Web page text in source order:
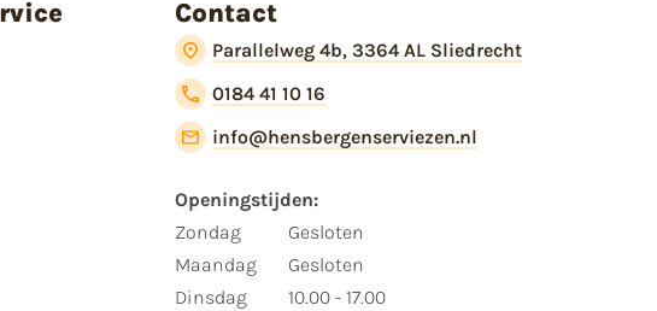
Contact
Parallelweg 4b, 3364 AL Sliedrecht
0184 41 10 16
info@hensbergenserviezen.nl
Openingstijden:
Zondag
Maandag
Dinsdag
Gesloten
Gesloten
10.00 - 17.00